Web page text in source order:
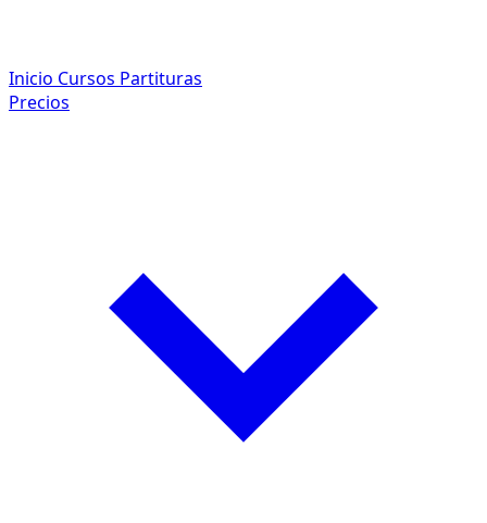
Inicio Cursos Partituras
Precios